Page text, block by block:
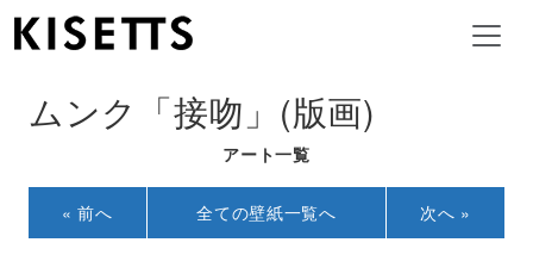
ムンク「接吻」(版画)
アート一覧
« 前へ 全ての壁紙一覧へ 次へ »